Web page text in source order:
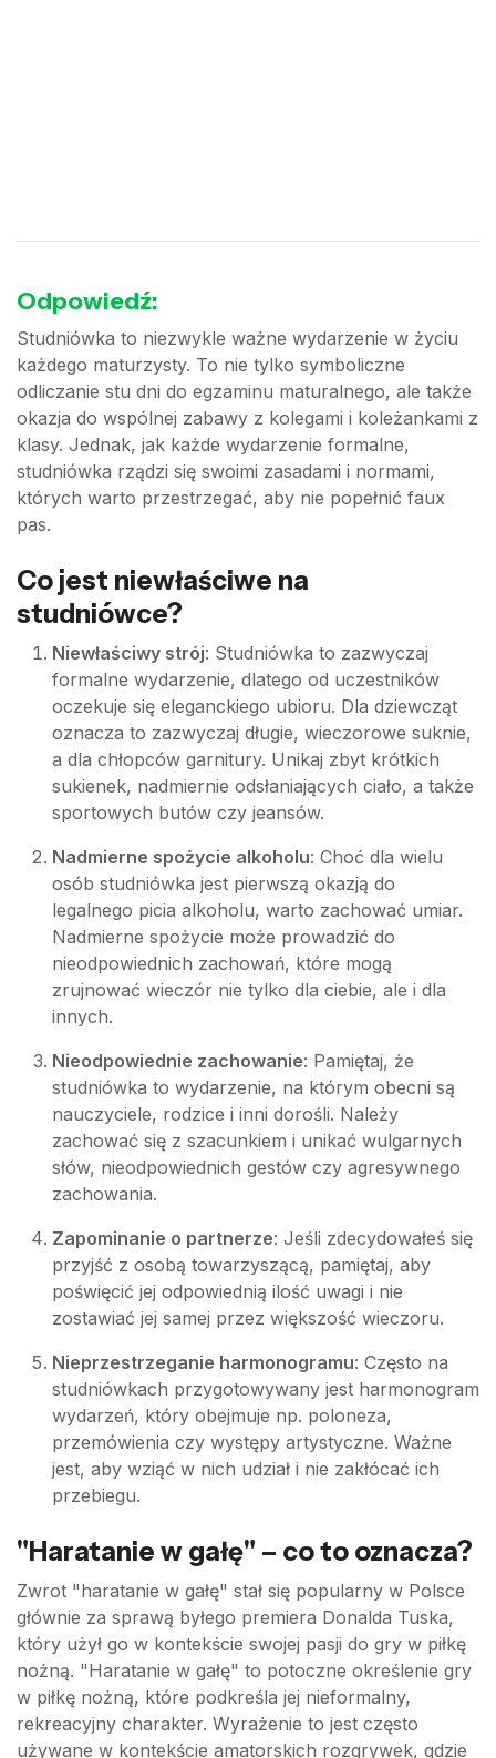
Odpowiedź:
Studniówka to niezwykle ważne wydarzenie w życiu
każdego maturzysty. To nie tylko symboliczne
odliczanie stu dni do egzaminu maturalnego, ale także
okazja do wspólnej zabawy z kolegami i koleżankami z
klasy. Jednak, jak każde wydarzenie formalne,
studniówka rządzi się swoimi zasadami i normami,
których warto przestrzegać, aby nie popełnić faux
pas.
Co jest niewłaściwe na
studniówce?
Niewłaściwy strój: Studniówka to zazwyczaj
formalne wydarzenie, dlatego od uczestników
oczekuje się eleganckiego ubioru. Dla dziewcząt
oznacza to zazwyczaj długie, wieczorowe suknie,
a dla chłopców garnitury. Unikaj zbyt krótkich
sukienek, nadmiernie odsłaniających ciało, a także
sportowych butów czy jeansów.
Nadmierne spożycie alkoholu: Choć dla wielu
osób studniówka jest pierwszą okazją do
legalnego picia alkoholu, warto zachować umiar.
Nadmierne spożycie może prowadzić do
nieodpowiednich zachowań, które mogą
zrujnować wieczór nie tylko dla ciebie, ale i dla
innych.
Nieodpowiednie zachowanie: Pamiętaj, że
studniówka to wydarzenie, na którym obecni są
nauczyciele, rodzice i inni dorośli. Należy
zachować się z szacunkiem i unikać wulgarnych
słów, nieodpowiednich gestów czy agresywnego
zachowania.
Zapominanie o partnerze: Jeśli zdecydowałeś się
przyjść z osobą towarzyszącą, pamiętaj, aby
poświęcić jej odpowiednią ilość uwagi i nie
zostawiać jej samej przez większość wieczoru.
Nieprzestrzeganie harmonogramu: Często na
studniówkach przygotowywany jest harmonogram
wydarzeń, który obejmuje np. poloneza,
przemówienia czy występy artystyczne. Ważne
jest, aby wziąć w nich udział i nie zakłócać ich
przebiegu.
"Haratanie w gałę" – co to oznacza?
Zwrot "haratanie w gałę" stał się popularny w Polsce
głównie za sprawą byłego premiera Donalda Tuska,
który użył go w kontekście swojej pasji do gry w piłkę
nożną. "Haratanie w gałę" to potoczne określenie gry
w piłkę nożną, które podkreśla jej nieformalny,
rekreacyjny charakter. Wyrażenie to jest często
używane w kontekście amatorskich rozgrywek, gdzie